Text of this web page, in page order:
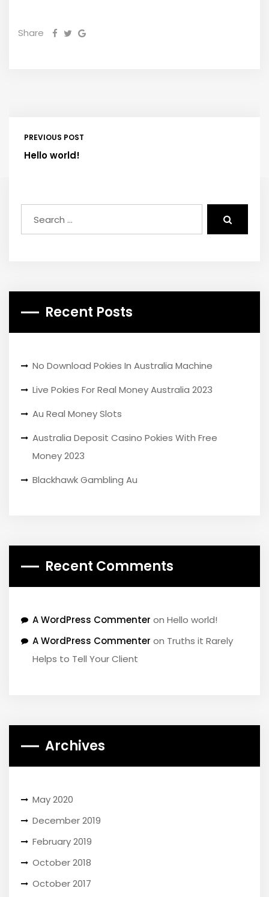
Share
PREVIOUS POST
Hello world!
Recent Posts
No Download Pokies In Australia Machine
Live Pokies For Real Money Australia 2023
Au Real Money Slots
Australia Deposit Casino Pokies With Free
Money 2023
Blackhawk Gambling Au
Recent Comments
A WordPress Commenter on Hello world!
A WordPress Commenter on Truths it Rarely
Helps to Tell Your Client
Archives
May 2020
December 2019
February 2019
October 2018
October 2017